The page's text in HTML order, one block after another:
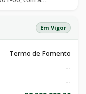
dosEm Vigor
Termo de Fomento
--
--